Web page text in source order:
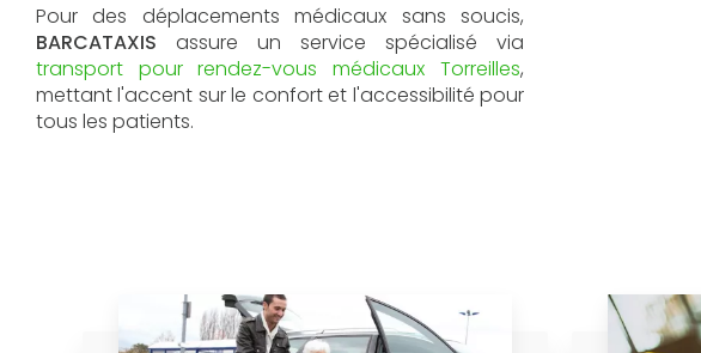
Pour des déplacements médicaux sans soucis,
BARCATAXIS assure un service spécialisé via
transport pour rendez-vous médicaux Torreilles,
mettant l'accent sur le confort et l'accessibilité pour
tous les patients.